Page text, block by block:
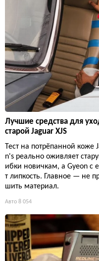
Лучшие средства для
старой Jaguar XJS
Тест на потрёпанной коже
n's реально оживляет
ибки новичкам, а Gyeon с
т липкость. Главное — не
шить материал.
Авто 8 054